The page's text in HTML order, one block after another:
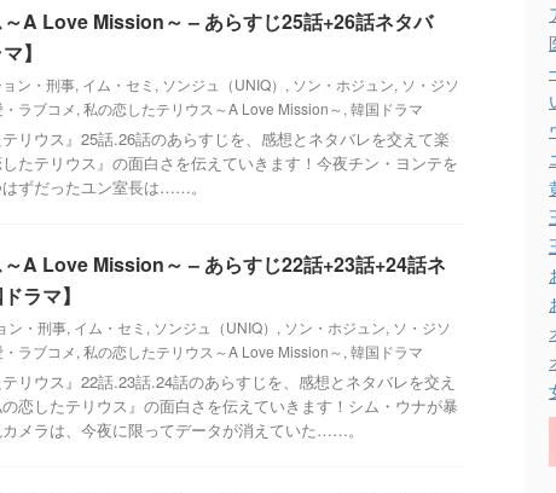
A Love Mission～ – あらすじ25話+26話ネタバ
】
ン・刑事, イム・セミ , ソンジュ（UNIQ） , ソン・ホジュン, ソ・ジソ
ラブコメ, 私の恋したテリウス～A Love Mission～, 韓国ドラマ
リウス』25話.26話のあらすじを、感想とネタバレを交えて楽
たテリウス』の面白さを伝えていきます！今夜チン・ヨンテを
ずだったユン室長は……。
A Love Mission～ – あらすじ22話+23話+24話ネ
ラマ】
ン・刑事, イム・セミ , ソンジュ（UNIQ） , ソン・ホジュン, ソ・ジソ
ラブコメ, 私の恋したテリウス～A Love Mission～, 韓国ドラマ
リウス』22話.23話.24話のあらすじを、感想とネタバレを交え
恋したテリウス』の面白さを伝えていきます！シム・ウナが暴
メラは、今夜に限ってデータが消えていた……。